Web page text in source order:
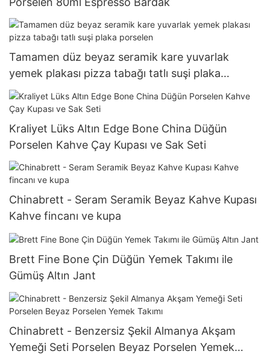
Tamamen düz beyaz seramik kare yuvarlak
yemek plakası pizza tabağı tatlı suşi plaka
porselen
Kraliyet Lüks Altın Edge Bone China Düğün
Porselen Kahve Çay Kupası ve Sak Seti
Chinabrett - Seram Seramik Beyaz Kahve Kupası
Kahve fincanı ve kupa
Brett Fine Bone Çin Düğün Yemek Takımı ile
Gümüş Altın Jant
Chinabrett - Benzersiz Şekil Almanya Akşam
Yemeği Seti Porselen Beyaz Porselen Yemek